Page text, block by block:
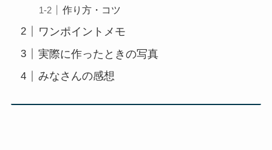
作り方・コツ
ワンポイントメモ
実際に作ったときの写真
みなさんの感想